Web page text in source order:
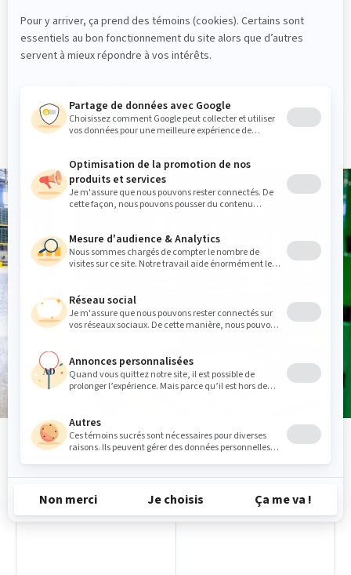
permis de faire valoir l’expertise et la
collaboration de nos équipes dédiées,
compétentes et professionnelles avec